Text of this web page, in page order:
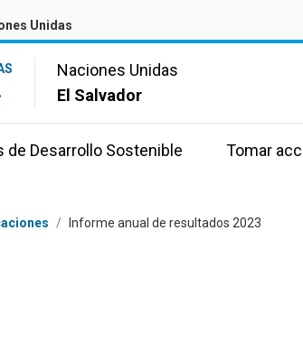
Unidas
Naciones Unidas
El Salvador
de Desarrollo Sostenible Tomar
de navegación
/ Informe anual de resultados 2023